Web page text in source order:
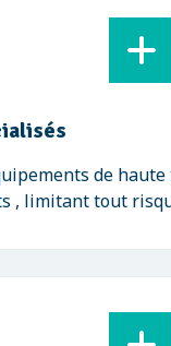
de
, limitant tout